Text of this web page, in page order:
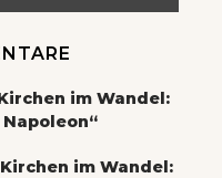
im Wandel:
im Wandel: